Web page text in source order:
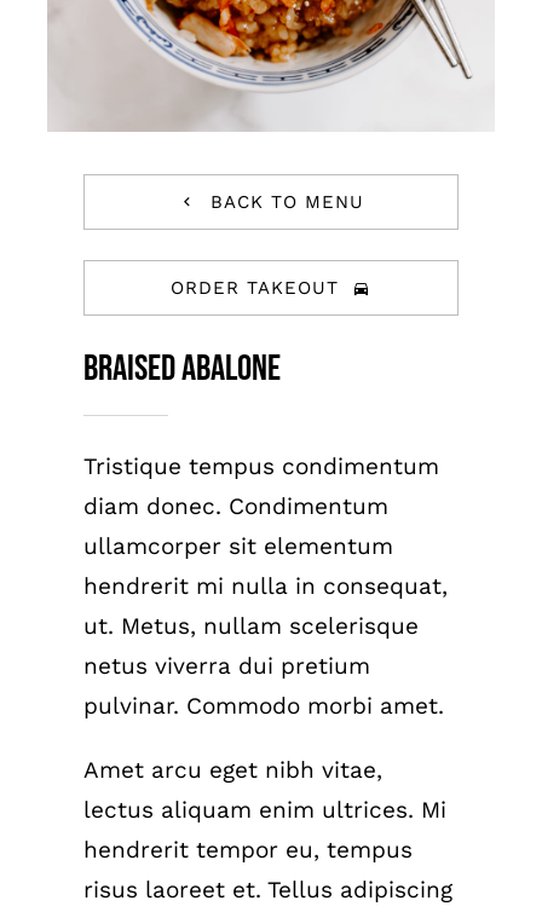
BACK TO MENU
ORDER TAKEOUT
Braised Abalone
Tristique tempus condimentum
diam donec. Condimentum
ullamcorper sit elementum
hendrerit mi nulla in consequat,
ut. Metus, nullam scelerisque
netus viverra dui pretium
pulvinar. Commodo morbi amet.
Amet arcu eget nibh vitae,
lectus aliquam enim ultrices. Mi
hendrerit tempor eu, tempus
risus laoreet et. Tellus adipiscing